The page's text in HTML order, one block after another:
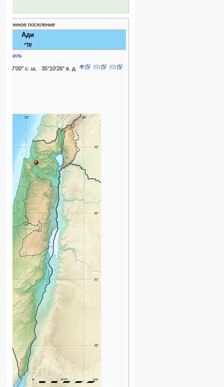
общинное поселение
Ади
עֲדִי
Израиль
32°47′00″ с. ш. 35°10′26″ в. д. 🌍 (G) (O)